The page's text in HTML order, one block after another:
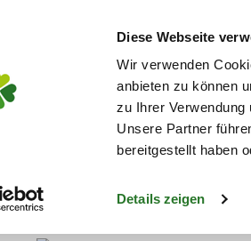
Diese Webseite
Wir verwenden
anbieten zu können
zu Ihrer
Unsere Partner
bereitgestellt haben
Details zeigen
Blumen
Obst, Gemüse & Kräuter